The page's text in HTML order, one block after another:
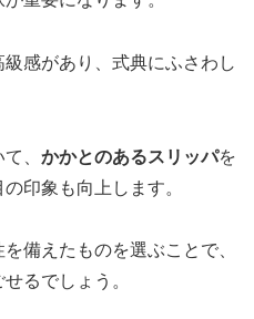
級感があり、式典にふさわし
、 かかとのあるスリッパを
印象も向上します。
備えたものを選ぶことで、
るでしょう。